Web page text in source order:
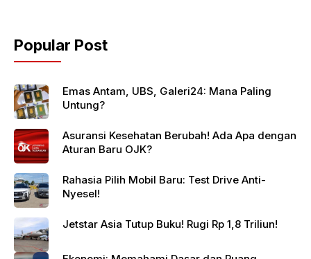
Popular Post
Emas Antam, UBS, Galeri24: Mana Paling
Untung?
Asuransi Kesehatan Berubah! Ada Apa dengan
Aturan Baru OJK?
Rahasia Pilih Mobil Baru: Test Drive Anti-
Nyesel!
Jetstar Asia Tutup Buku! Rugi Rp 1,8 Triliun!